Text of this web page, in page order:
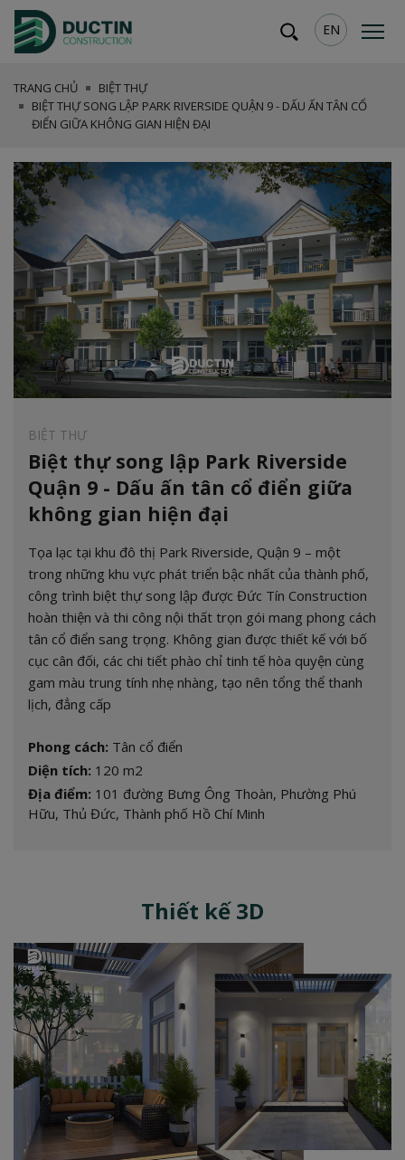
EN
TRANG CHỦ
BIỆT THỰ
BIỆT THỰ SONG LẬP PARK RIVERSIDE QUẬN 9 - DẤU ẤN TÂN CỔ
ĐIỂN GIỮA KHÔNG GIAN HIỆN ĐẠI
BIỆT THỰ
Biệt thự song lập Park Riverside
Quận 9 - Dấu ấn tân cổ điển giữa
không gian hiện đại
Tọa lạc tại khu đô thị Park Riverside, Quận 9 – một
trong những khu vực phát triển bậc nhất của thành phố,
công trình biệt thự song lập được Đức Tín Construction
hoàn thiện và thi công nội thất trọn gói mang phong cách
tân cổ điển sang trọng. Không gian được thiết kế với bố
cục cân đối, các chi tiết phào chỉ tinh tế hòa quyện cùng
gam màu trung tính nhẹ nhàng, tạo nên tổng thể thanh
lịch, đẳng cấp
Phong cách: Tân cổ điển
Diện tích: 120 m2
Địa điểm: 101 đường Bưng Ông Thoàn, Phường Phú
Hữu, Thủ Đức, Thành phố Hồ Chí Minh
Thiết kế 3D